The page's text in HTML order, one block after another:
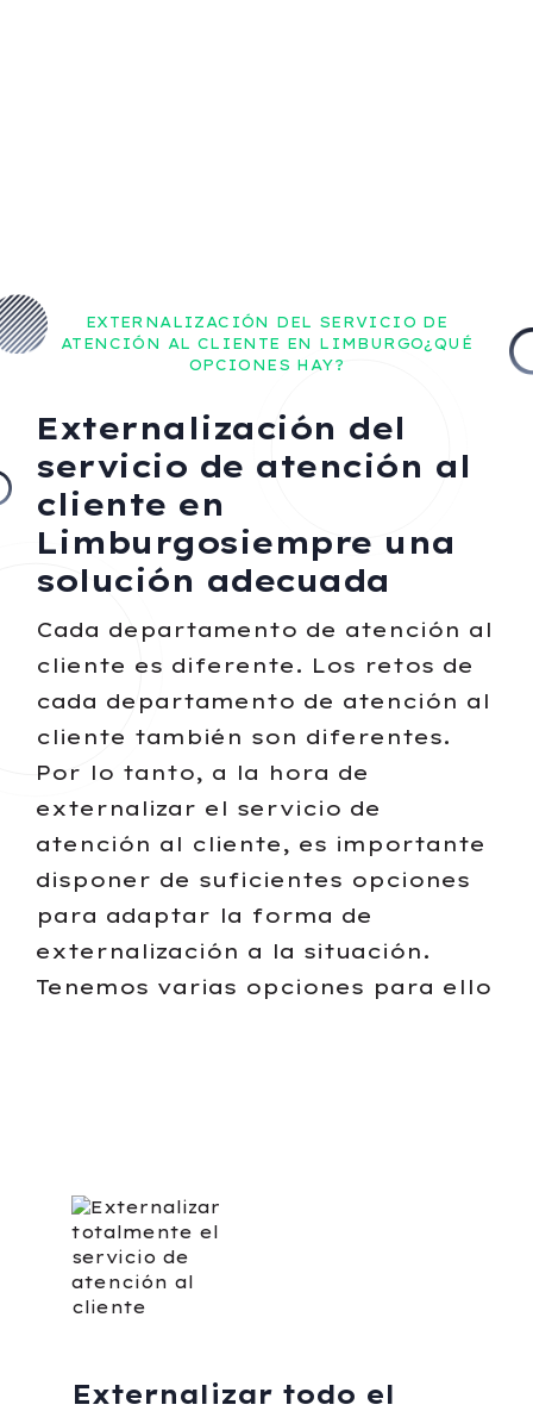
EXTERNALIZACIÓN DEL SERVICIO DE
ATENCIÓN AL CLIENTE EN LIMBURGO¿QUÉ
OPCIONES HAY?
Externalización del
servicio de atención al
cliente en
Limburgosiempre una
solución adecuada
Cada departamento de atención al
cliente es diferente. Los retos de
cada departamento de atención al
cliente también son diferentes.
Por lo tanto, a la hora de
externalizar el servicio de
atención al cliente, es importante
disponer de suficientes opciones
para adaptar la forma de
externalización a la situación.
Tenemos varias opciones para ello
Externalizar todo el